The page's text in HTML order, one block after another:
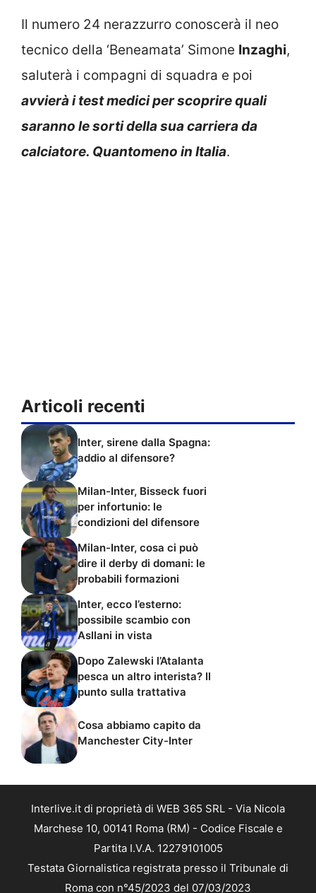
Il numero 24 nerazzurro conoscerà il neo
tecnico della ‘Beneamata’ Simone Inzaghi,
saluterà i compagni di squadra e poi
avvierà i test medici per scoprire quali
saranno le sorti della sua carriera da
calciatore. Quantomeno in Italia.
Articoli recenti
Inter, sirene dalla Spagna:
addio al difensore?
Milan-Inter, Bisseck fuori
per infortunio: le
condizioni del difensore
Milan-Inter, cosa ci può
dire il derby di domani: le
probabili formazioni
Inter, ecco l’esterno:
possibile scambio con
Asllani in vista
Dopo Zalewski l’Atalanta
pesca un altro interista? Il
punto sulla trattativa
Cosa abbiamo capito da
Manchester City-Inter
Interlive.it di proprietà di WEB 365 SRL - Via Nicola
Marchese 10, 00141 Roma (RM) - Codice Fiscale e
Partita I.V.A. 12279101005
Testata Giornalistica registrata presso il Tribunale di
Roma con n°45/2023 del 07/03/2023